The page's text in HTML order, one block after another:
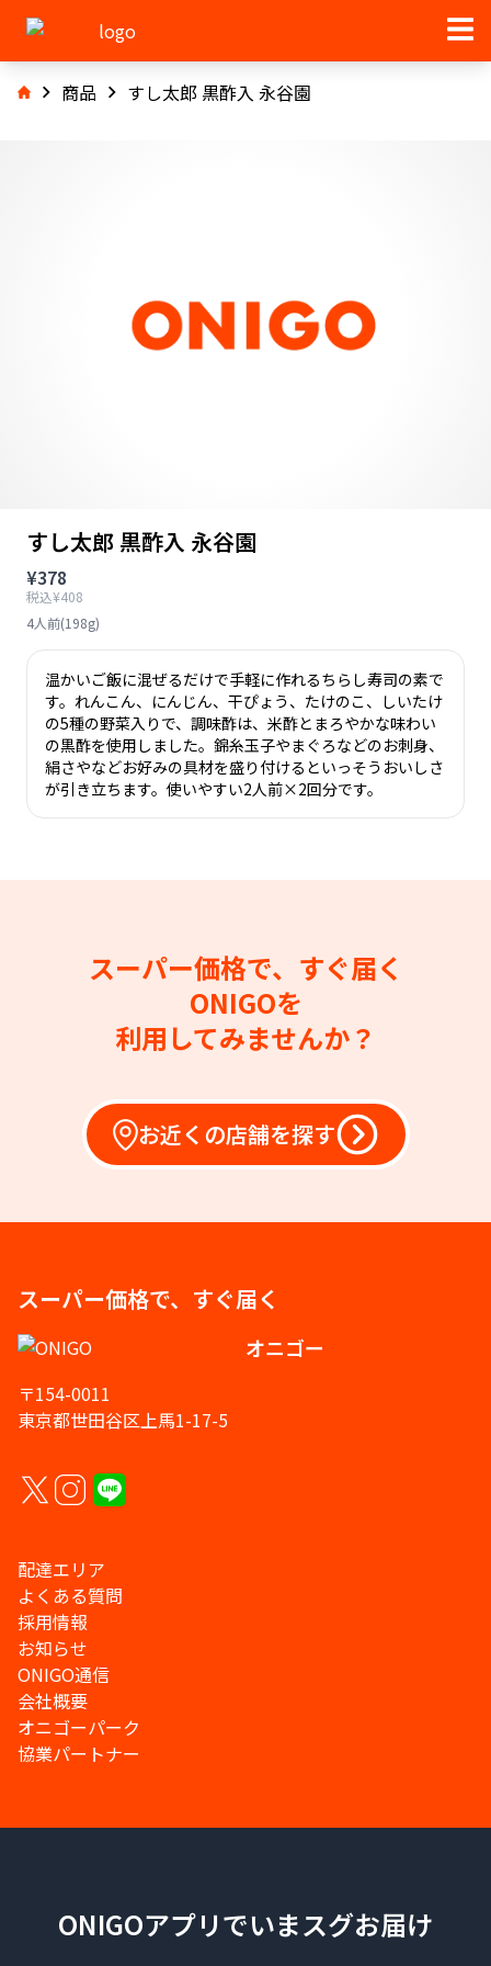
商品 すし太郎 黒酢入 永谷園
すし太郎 黒酢入 永谷園
¥378
税込¥408
4人前(198g)
温かいご飯に混ぜるだけで手軽に作れるちらし寿司の素で
す。れんこん、にんじん、干ぴょう、たけのこ、しいたけ
の5種の野菜入りで、調味酢は、米酢とまろやかな味わい
の黒酢を使用しました。錦糸玉子やまぐろなどのお刺身、
絹さやなどお好みの具材を盛り付けるといっそうおいしさ
が引き立ちます。使いやすい2人前×2回分です。
スーパー価格で、すぐ届く
ONIGOを
利用してみませんか？
お近くの店舗を探す
スーパー価格で、すぐ届く
オニゴー
〒154-0011
東京都世田谷区上馬1-17-5
配達エリア
よくある質問
採用情報
お知らせ
ONIGO通信
会社概要
オニゴーパーク
協業パートナー
ONIGOアプリでいまスグお届け